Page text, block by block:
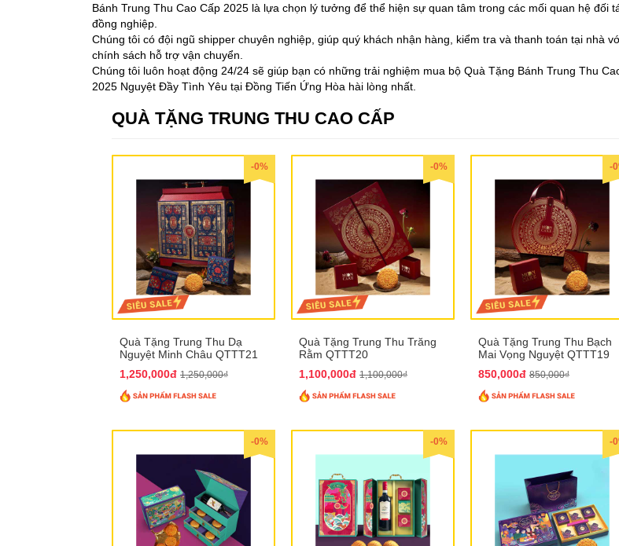
Bánh Trung Thu Cao Cấp 2025 là lựa chọn lý tưởng để thể hiện sự quan tâm trong các mối quan hệ đối
đồng nghiệp.
Chúng tôi có đội ngũ shipper chuyên nghiệp, giúp quý khách nhận hàng, kiểm tra và thanh toán tại nhà
chính sách hỗ trợ vận chuyển.
Chúng tôi luôn hoạt động 24/24 sẽ giúp bạn có những trải nghiệm mua bộ Quà Tặng Bánh Trung Thu
2025 Nguyệt Đầy Tình Yêu tại Đồng Tiến Ứng Hòa hài lòng nhất.
QUÀ TẶNG TRUNG THU CAO CẤP
-0%
Quà Tặng Trung Thu Dạ
Nguyệt Minh Châu QTTT21
1,250,000đ 1,250,000₫
-0%
Quà Tặng Trung Thu Trăng
Rằm QTTT20
1,100,000đ 1,100,000₫
-
Quà Tặng Trung Thu Bạch
Mai Vọng Nguyệt QTTT19
850,000đ 850,000₫
-0% -0% -